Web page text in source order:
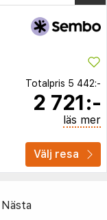
Totalpris 5 442:-
2 721:-
läs mer
Välj resa
Nästa